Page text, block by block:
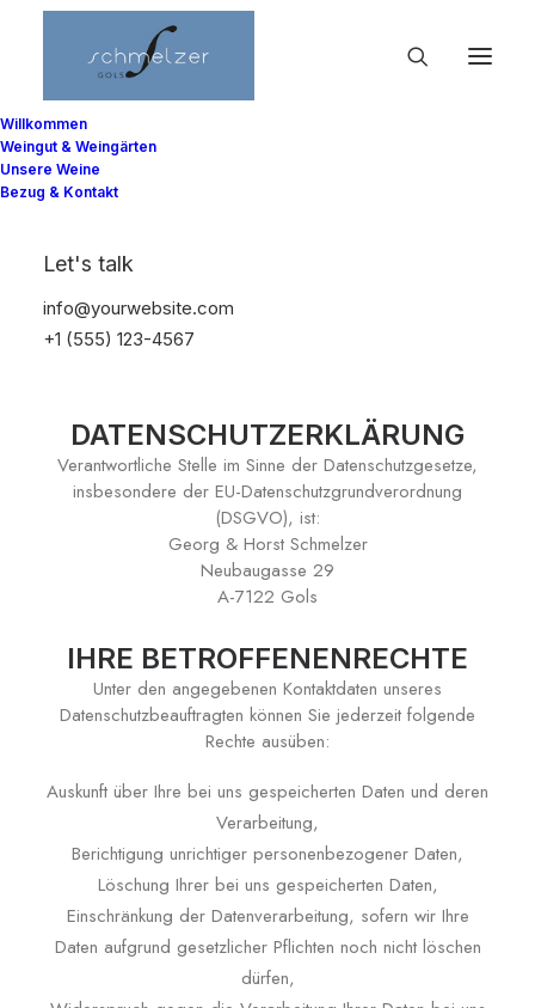
Willkommen
Weingut & Weingärten
Unsere Weine
Bezug & Kontakt
Let's talk
info@yourwebsite.com
+1 (555) 123-4567
DATENSCHUTZERKLÄRUNG
Verantwortliche Stelle im Sinne der Datenschutzgesetze,
insbesondere der EU-Datenschutzgrundverordnung
(DSGVO), ist:
Georg & Horst Schmelzer
Neubaugasse 29
A-7122 Gols
IHRE BETROFFENENRECHTE
Unter den angegebenen Kontaktdaten unseres
Datenschutzbeauftragten können Sie jederzeit folgende
Rechte ausüben:
Auskunft über Ihre bei uns gespeicherten Daten und deren
Verarbeitung,
Berichtigung unrichtiger personenbezogener Daten,
Löschung Ihrer bei uns gespeicherten Daten,
Einschränkung der Datenverarbeitung, sofern wir Ihre
Daten aufgrund gesetzlicher Pflichten noch nicht löschen
dürfen,